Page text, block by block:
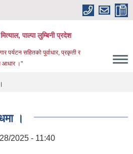
पाल्पा लुम्बिनी प्रदेश
पर्यटन सहितको पुर्वाधार, प्रकृती र
आधार ।"
।
2025 - 11:40